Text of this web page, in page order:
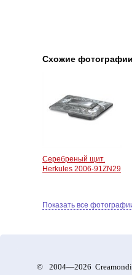
Схожие фотографии
Серебреный щит.
Herkules 2006-91ZN29
Показать все
© 2004—2026